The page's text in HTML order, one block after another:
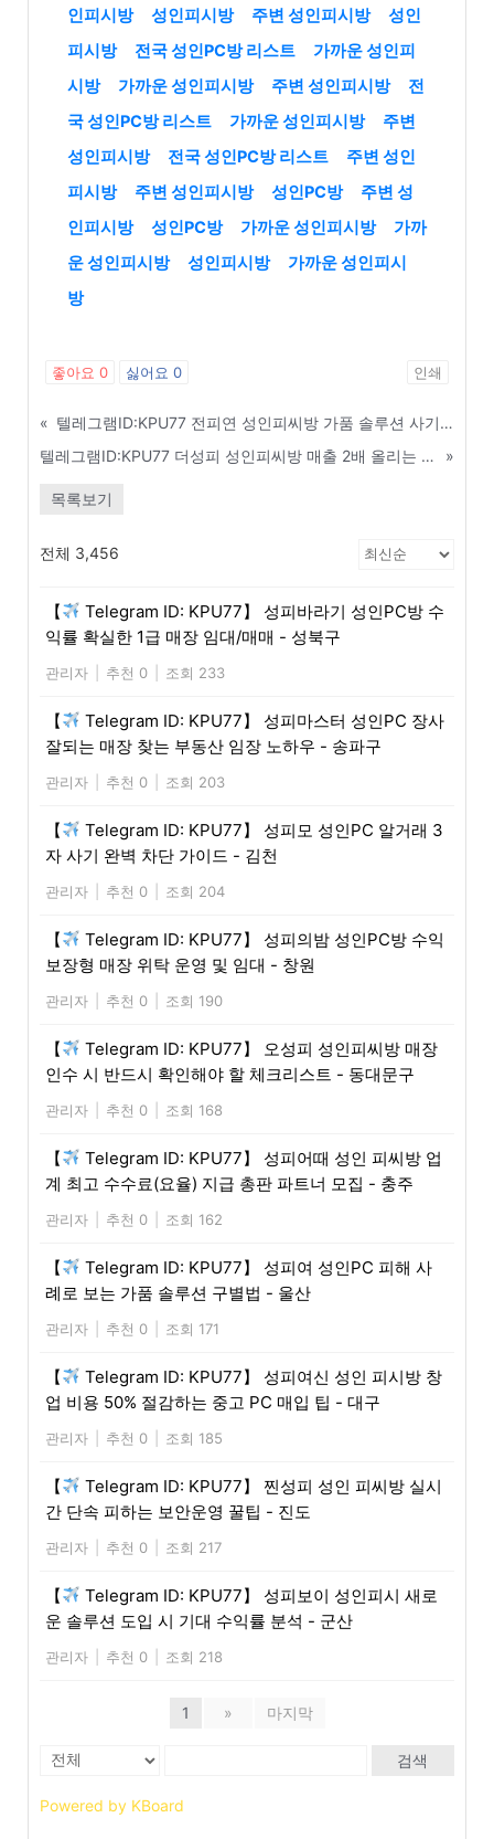
인피시방
성인피시방 주변 성인피시방
성인
피시방
전국 성인PC방 리스트
가까운 성인피
시방
가까운 성인피시방 주변 성인피시방
전
국 성인PC방 리스트
가까운 성인피시방
주변
성인피시방
전국 성인PC방 리스트
주변 성인
피시방
주변 성인피시방 성인PC방
주변 성
인피시방
성인PC방 가까운 성인피시방
가까
운 성인피시방
성인피시방
가까운 성인피시
방
좋아요 0 싫어요 0 인쇄
«
텔레그램ID:KPU77 전피연 성인피씨방 가품 솔루션 사기 수법 및 예방 가이드 - 서초구
텔레그램ID:KPU77 더성피 성인피씨방 매출 2배 올리는 온라인 타겟 마케팅 비법 - 영주
»
목록보기
전체 3,456
【
Telegram ID: KPU77】 성피바라기 성인PC방 수
익률 확실한 1급 매장 임대/매매 - 성북구
관리자 추천 0 조회 233
【
Telegram ID: KPU77】 성피마스터 성인PC 장사
잘되는 매장 찾는 부동산 임장 노하우 - 송파구
관리자 추천 0 조회 203
【
Telegram ID: KPU77】 성피모 성인PC 알거래 3
자 사기 완벽 차단 가이드 - 김천
관리자 추천 0 조회 204
【
Telegram ID: KPU77】 성피의밤 성인PC방 수익
보장형 매장 위탁 운영 및 임대 - 창원
관리자 추천 0 조회 190
【
Telegram ID: KPU77】 오성피 성인피씨방 매장
인수 시 반드시 확인해야 할 체크리스트 - 동대문구
관리자 추천 0 조회 168
【
Telegram ID: KPU77】 성피어때 성인 피씨방 업
계 최고 수수료(요율) 지급 총판 파트너 모집 - 충주
관리자 추천 0 조회 162
【
Telegram ID: KPU77】 성피여 성인PC 피해 사
례로 보는 가품 솔루션 구별법 - 울산
관리자 추천 0 조회 171
【
Telegram ID: KPU77】 성피여신 성인 피시방 창
업 비용 50% 절감하는 중고 PC 매입 팁 - 대구
관리자 추천 0 조회 185
【
Telegram ID: KPU77】 찐성피 성인 피씨방 실시
간 단속 피하는 보안운영 꿀팁 - 진도
관리자 추천 0 조회 217
【
Telegram ID: KPU77】 성피보이 성인피시 새로
운 솔루션 도입 시 기대 수익률 분석 - 군산
관리자 추천 0 조회 218
1 » 마지막
검색
Powered by KBoard